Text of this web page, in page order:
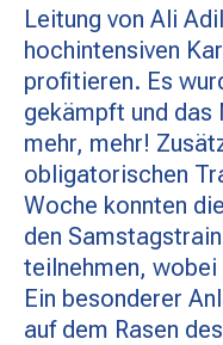
AKTUELLES
SPONSOREN
KONTAKT
Leitung von Ali
hochintensiven
profitieren. Es
gekämpft und
mehr, mehr!
obligatorischen
Woche konnten
den
teilnehmen,
Ein besonderer
auf dem Rasen